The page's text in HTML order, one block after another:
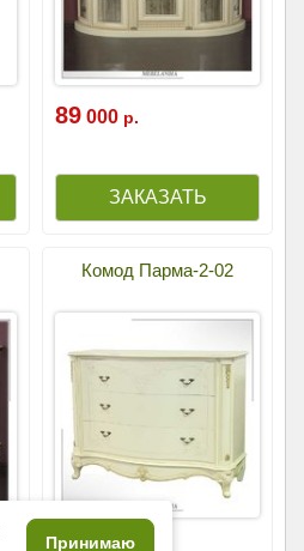
89 000 р.
Комод Парма-2-02
Принимаю